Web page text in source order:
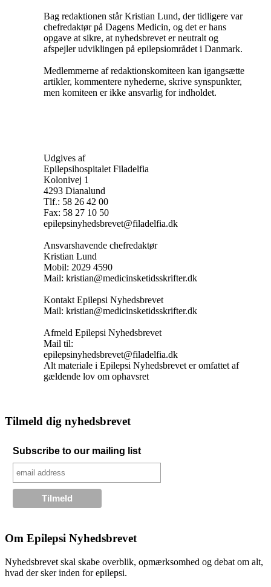
Bag redaktionen står Kristian Lund, der tidligere var
chefredaktør på Dagens Medicin, og det er hans
opgave at sikre, at nyhedsbrevet er neutralt og
afspejler udviklingen på epilepsiområdet i Danmark.
Medlemmerne af redaktionskomiteen kan igangsætte
artikler, kommentere nyhederne, skrive synspunkter,
men komiteen er ikke ansvarlig for indholdet.
Udgives af
Epilepsihospitalet Filadelfia
Kolonivej 1
4293 Dianalund
Tlf.: 58 26 42 00
Fax: 58 27 10 50
epilepsinyhedsbrevet@filadelfia.dk
Ansvarshavende chefredaktør
Kristian Lund
Mobil: 2029 4590
Mail: kristian@medicinsketidsskrifter.dk
Kontakt Epilepsi Nyhedsbrevet
Mail: kristian@medicinsketidsskrifter.dk
Afmeld Epilepsi Nyhedsbrevet
Mail til:
epilepsinyhedsbrevet@filadelfia.dk
Alt materiale i Epilepsi Nyhedsbrevet er omfattet af
gældende lov om ophavsret
Tilmeld dig nyhedsbrevet
Subscribe to our mailing list
Om Epilepsi Nyhedsbrevet
Nyhedsbrevet skal skabe overblik, opmærksomhed og debat om alt,
hvad der sker inden for epilepsi.